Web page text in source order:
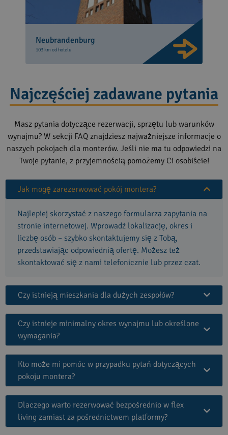
Neubrandenburg
103 km od hotelu
Najczęściej zadawane pytania
Masz pytania dotyczące rezerwacji, sprzętu lub warunków
wynajmu? W sekcji FAQ znajdziesz najważniejsze informacje o
naszych pokojach dla monterów. Jeśli nie ma tu odpowiedzi na
Twoje pytanie, z przyjemnością pomożemy Ci osobiście!
Jak mogę zarezerwować pokój montera?
Najlepiej skorzystać z naszego formularza zapytania na
stronie internetowej. Wprowadź lokalizację, okres i
liczbę osób – szybko skontaktujemy się z Tobą,
przedstawiając odpowiednią ofertę. Możesz też
skontaktować się z nami telefonicznie lub przez czat.
Czy istnieją mieszkania dla dużych zespołów?
Czy istnieje minimalny okres wynajmu lub określone
wymagania?
Kto może mi pomóc w przypadku pytań dotyczących
pokoju montera?
Dlaczego warto rezerwować bezpośrednio w flex
living zamiast za pośrednictwem platformy?